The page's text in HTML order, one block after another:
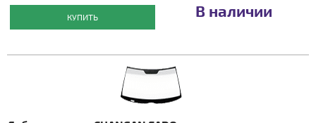
КУПИТЬ В наличии